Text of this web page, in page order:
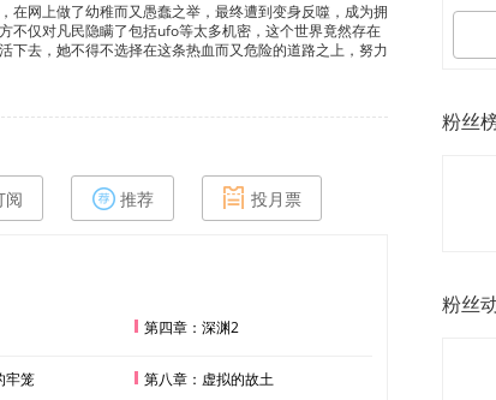
在网上做了幼稚而又愚蠢之举，最终遭到变身反噬，成为拥
不仅对凡民隐瞒了包括ufo等太多机密，这个世界竟然存在
下去，她不得不选择在这条热血而又危险的道路之上，努力
阅 推荐 投月票
第四章：深渊2
牢笼 第八章：虚拟的故土
粉丝
粉丝